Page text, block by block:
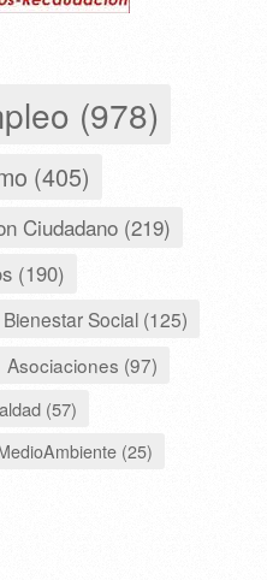
(978)
(405)
Ciudadano (219)
(190)
Bienestar Social (125)
Asociaciones (97)
(57)
(25)